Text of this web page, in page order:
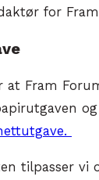
for
at Fram
tilpasser vi